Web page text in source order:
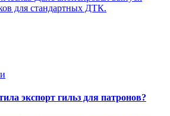
для стандартных ДТК.
экспорт гильз для патронов?